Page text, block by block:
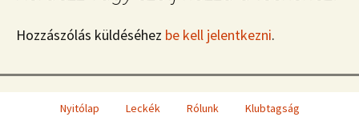
Hozzászólás küldéséhez be kell jelentkezni.
Nyitólap Leckék Rólunk Klubtagság